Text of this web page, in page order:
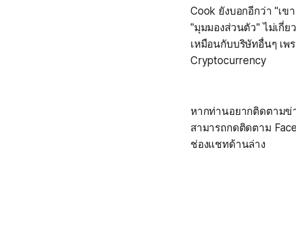
Cook ยังบอกอีกว่า "เ
"มุมมองส่วนตัว" ไม่เกี่
เหมือนกับบริษัทอื่นๆ เพ
Cryptocurrency
หากท่านอยากติดตามข่
สามารถกดติดตาม
ช่องแชทด้านล่าง